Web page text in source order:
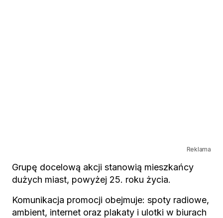
Reklama
Grupę docelową akcji stanowią mieszkańcy
dużych miast, powyżej 25. roku życia.
Komunikacja promocji obejmuje: spoty radiowe,
ambient, internet oraz plakaty i ulotki w biurach